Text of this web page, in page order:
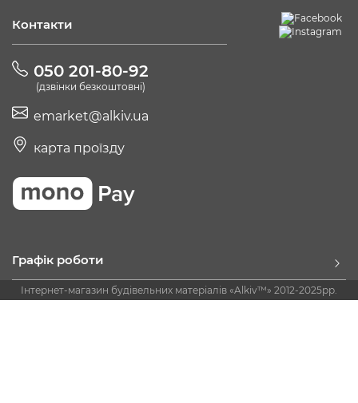
Контакти
050 201-80-92
(дзвінки безкоштовні)
emarket@alkiv.ua
карта проїзду
Графік роботи
Інтернет-магазин будівельних матеріалів «Alkiv™» 2012-2025рр.